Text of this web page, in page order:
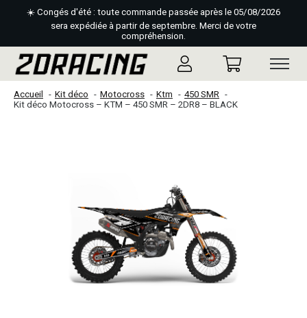
☀️ Congés d'été : toute commande passée après le 05/08/2026
sera expédiée à partir de septembre. Merci de votre
compréhension.
Accueil Kit déco Motocross Ktm
450 SMR
Kit déco Motocross – KTM – 450 SMR – 2DR8 – BLACK